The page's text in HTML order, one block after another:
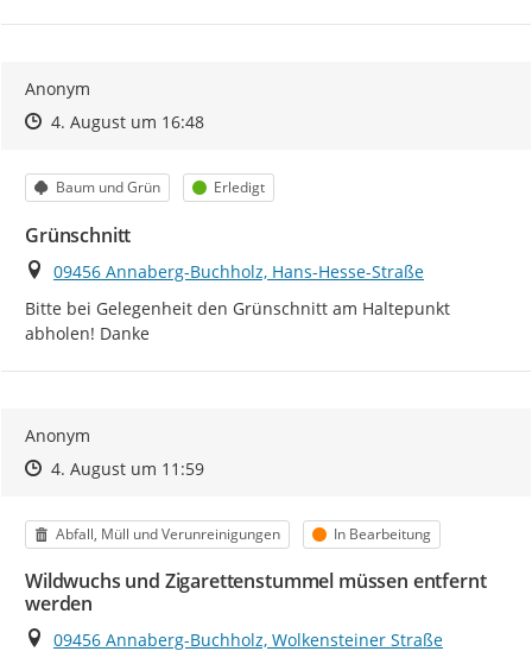
Anonym
Zeitpunkt des Erstellens
Zeitpunkt des Erstellens
4. August um 16:48Zur Äußerung
Kategorie
Baum und Grün Status
Erledigt
Grünschnitt
Ort
09456 Annaberg-Buchholz, Hans-Hesse-Straße
Bitte bei Gelegenheit den Grünschnitt am Haltepunkt
abholen! Danke
Anonym
Zeitpunkt des Erstellens
Zeitpunkt des Erstellens
4. August um 11:59Zur Äußerung
Kategorie
Abfall, Müll und Verunreinigungen Status
In Bearbeitung
Wildwuchs und Zigarettenstummel müssen entfernt
werden
Ort
09456 Annaberg-Buchholz, Wolkensteiner Straße